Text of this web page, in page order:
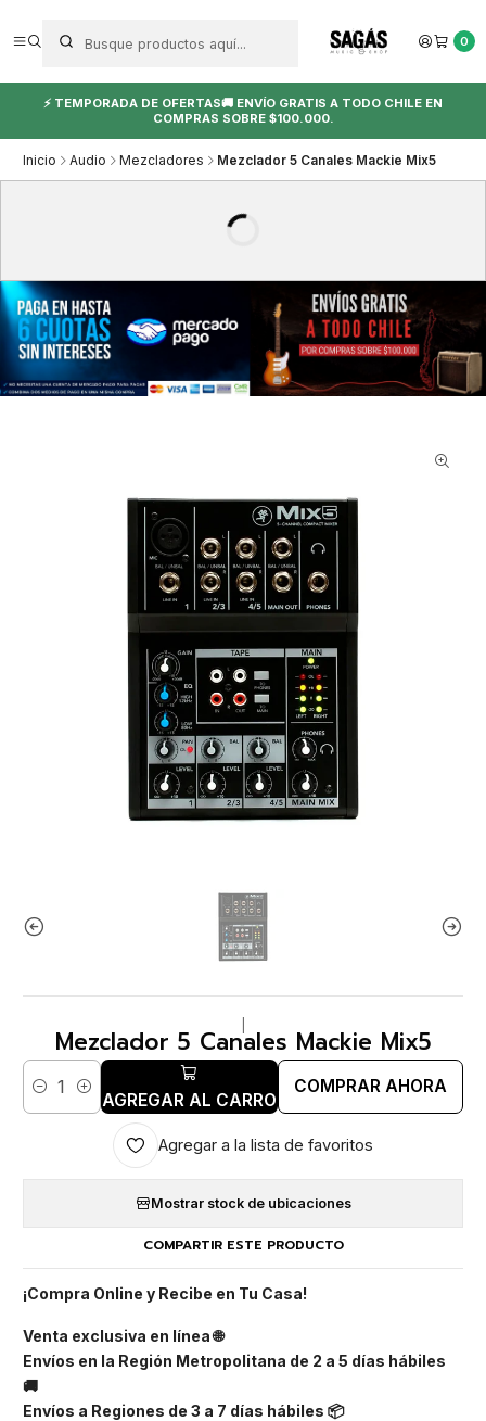
0
⚡ TEMPORADA DE OFERTAS🚚 ENVÍO GRATIS A TODO CHILE EN
COMPRAS SOBRE $100.000.
Inicio Audio Mezcladores Mezclador 5 Canales Mackie Mix5
Mezclador 5 Canales Mackie Mix5
Cantidad AGREGAR AL CARRO
COMPRAR AHORA
Agregar a la lista de favoritos
Mostrar stock de ubicaciones
COMPARTIR ESTE PRODUCTO
¡Compra Online y Recibe en Tu Casa!
Venta exclusiva en línea 🌐
Envíos en la Región Metropolitana de 2 a 5 días hábiles
🚚
Envíos a Regiones de 3 a 7 días hábiles 📦